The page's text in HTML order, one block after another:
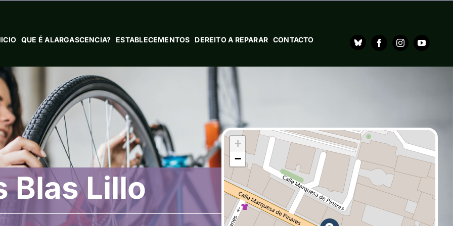
QUE É ALARGASCENCIA? ESTABLECEMENTOS DEREITO A REPARAR CONTACTO
Blas Lillo
+
−